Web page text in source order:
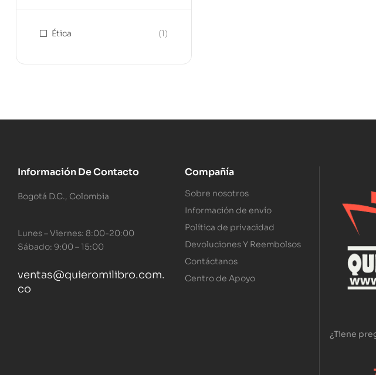
Ética (1)
Información De Contacto
Bogotá D.C., Colombia
Lunes – Viernes: 8:00-20:00
Sábado: 9:00 – 15:00
ventas@quieromilibro.com.
co
Compañía
Sobre nosotros
Información de envío
Política de privacidad
Devoluciones Y Reembolsos
Contáctanos
Centro de Apoyo
¿Tiene